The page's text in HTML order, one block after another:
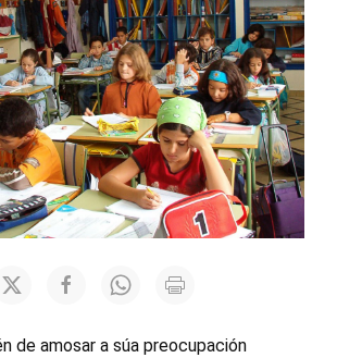
de amosar a súa preocupación